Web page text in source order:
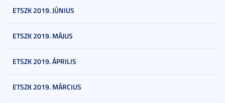
ETSZK 2019. JÚNIUS
ETSZK 2019. MÁJUS
ETSZK 2019. ÁPRILIS
ETSZK 2019. MÁRCIUS